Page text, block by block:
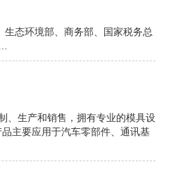
态环境部、商务部、国家税务总
、生产和销售，拥有专业的模具设
主要应用于汽车零部件、通讯基